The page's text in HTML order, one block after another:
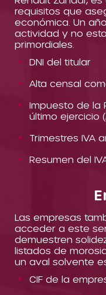
requisitos que
económica. Un
actividad y no
primordiales.
DNI del titular
Alta censal
Impuesto de la
último ejercicio
Trimestres IVA
Resumen del
Las empresas
acceder a este
demuestren
listados de
un aval solvente
CIF de la